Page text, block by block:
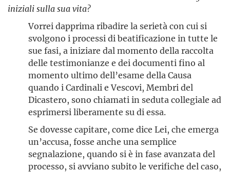
iniziali sulla sua vita?
Vorrei dapprima ribadire la serietà con cui si
svolgono i processi di beatificazione in tutte le
sue fasi, a iniziare dal momento della raccolta
delle testimonianze e dei documenti fino al
momento ultimo dell’esame della Causa
quando i Cardinali e Vescovi, Membri del
Dicastero, sono chiamati in seduta collegiale ad
esprimersi liberamente su di essa.
Se dovesse capitare, come dice Lei, che emerga
un’accusa, fosse anche una semplice
segnalazione, quando si è in fase avanzata del
processo, si avviano subito le verifiche del caso,